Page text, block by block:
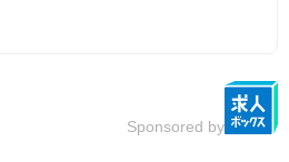
Sponsored by